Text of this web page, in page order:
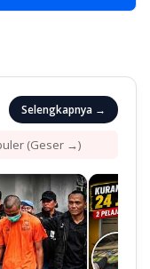
Selengkapnya →
(Geser →)